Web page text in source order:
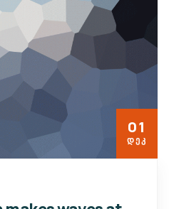
01
ᲓᲔᲙ